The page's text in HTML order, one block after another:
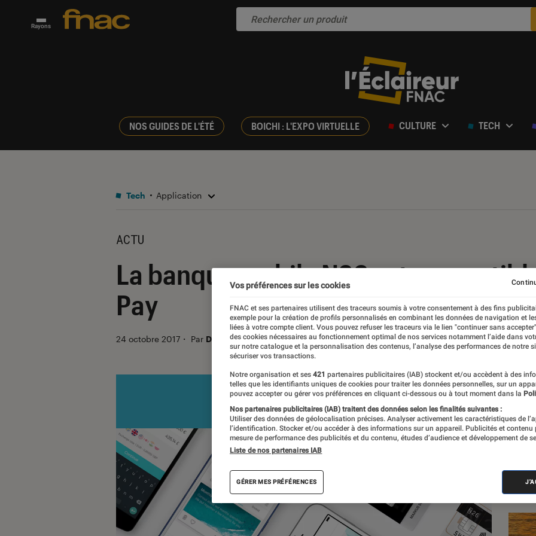
Rayons
NOS GUIDES DE L'ÉTÉ BOICHI : L'EXPO VIRTUELLE CULTURE TECH
Tech Application
ACTU
La banque mobile N26 est
Pay
24 octobre 2017 ・ Par Driss Abdi
Vos préférences sur les cookies
FNAC et ses partenaires utilisent des traceurs soumis à votre consentement à des fins
exemple pour la création de profils personnalisés en combinant les données de navigation et
liées à votre compte client. Vous pouvez refuser les traceurs via le lien "continuer sans
des cookies nécessaires au fonctionnement optimal de nos services notamment l’aide dans
sur notre catalogue et la personnalisation des contenus, l’analyse des performances de notre
sécuriser vos transactions.
Notre organisation et ses 421 partenaires publicitaires (IAB) stockent et/ou accèdent à des
telles que les identifiants uniques de cookies pour traiter les données personnelles, sur un
pouvez accepter ou gérer vos préférences en cliquant ci-dessous ou à tout moment dans la
Nos partenaires publicitaires (IAB) traitent des données selon les finalités suivantes :
Utiliser des données de géolocalisation précises. Analyser activement les caractéristiques de
l’identification. Stocker et/ou accéder à des informations sur un appareil. Publicités et contenu
mesure de performance des publicités et du contenu, études d’audience et développement de
Liste de nos partenaires IAB
GÉRER MES PRÉFÉRENCES